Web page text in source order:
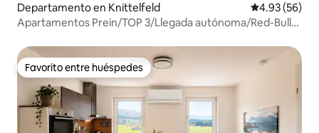
Departamento en Knittelfeld Calificación
4.93 (56)
Apartamentos Prein/TOP 3/Llegada autónoma/Red-Bull
Favorito entre huéspedes
Favorito entre huéspedes